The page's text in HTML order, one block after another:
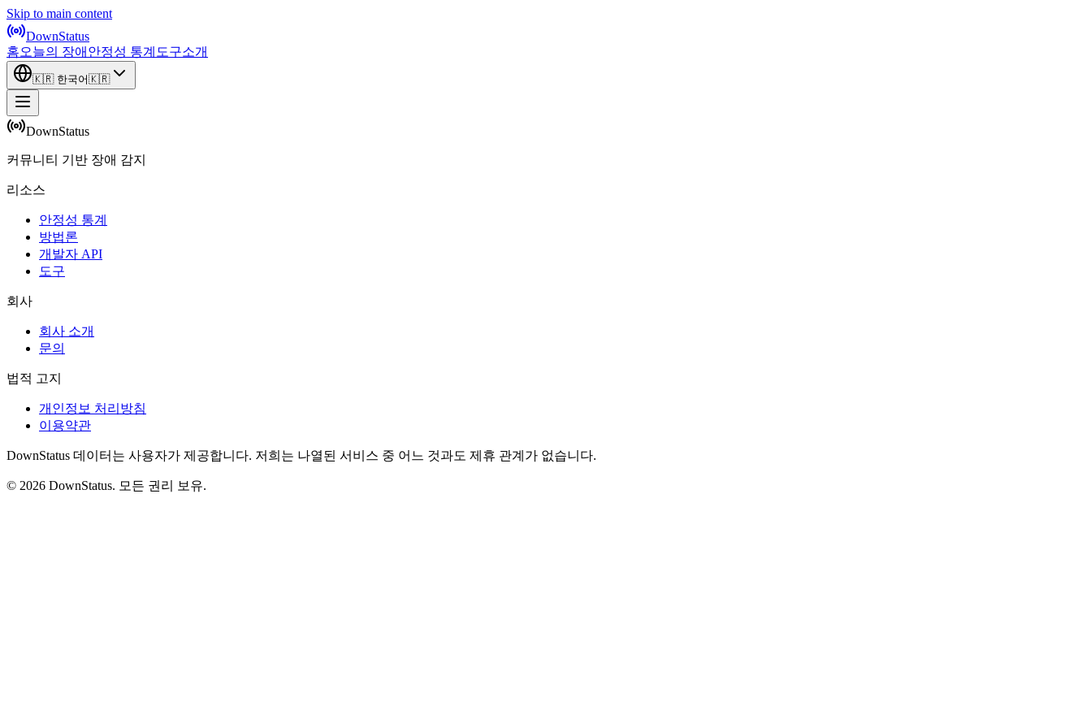
Skip to main content
DownStatus
홈오늘의 장애 안정성 통계 도구소개
🇰🇷 한국어🇰🇷
DownStatus
커뮤니티 기반 장애 감지
리소스
안정성 통계
방법론
개발자 API
도구
회사
회사 소개
문의
법적 고지
개인정보 처리방침
이용약관
DownStatus 데이터는 사용자가 제공합니다. 저희는 나열된 서비스 중 어느 것과도 제휴 관계가 없습니다.
© 2026 DownStatus. 모든 권리 보유.